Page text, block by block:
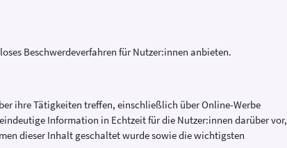
Beschwerdeverfahren für Nutzer:innen anbieten.
ihre Tätigkeiten treffen, einschließlich über Online-Werbe
Information in Echtzeit für die Nutzer:innen darüber vor,
dieser Inhalt geschaltet wurde sowie die wichtigsten